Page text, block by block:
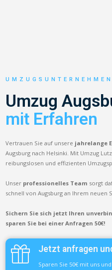
Umzug
mit Erfahren
Vertrauen Sie auf unsere jahrelange
Augsburg nach Helsinki. Mit Umzug
reibungslosen und effizienten
Unser professionelles Team sorgt
schnell von Augsburg an Ihrem neuen
Sichern Sie sich jetzt Ihren
sparen Sie bei einer Anfragen 50€!
Jetzt anfragen
Sparen Sie 50€ mit uns